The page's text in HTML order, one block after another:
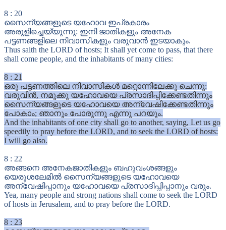
8 : 20
സൈന്യങ്ങളുടെ യഹോവ ഇപ്രകാരം
അരുളിച്ചെയ്യുന്നു: ഇനി ജാതികളും അനേക
പട്ടണങ്ങളിലെ നിവാസികളും വരുവാൻ ഇടയാകും.
Thus saith the LORD of hosts; It shall yet come to pass, that there
shall come people, and the inhabitants of many cities:
8 : 21
ഒരു പട്ടണത്തിലെ നിവാസികൾ മറ്റൊന്നിലേക്കു ചെന്നു:
വരുവിൻ, നമുക്കു യഹോവയെ പ്രസാദിപ്പിക്കേണ്ടതിന്നും
സൈന്യങ്ങളുടെ യഹോവയെ അന്വേഷിക്കേണ്ടതിന്നും
പോകാം; ഞാനും പോരുന്നു എന്നു പറയും.
And the inhabitants of one city shall go to another, saying, Let us go
speedily to pray before the LORD, and to seek the LORD of hosts:
I will go also.
8 : 22
അങ്ങനെ അനേകജാതികളും ബഹുവംശങ്ങളും
യെരൂശലേമിൽ സൈന്യങ്ങളുടെ യഹോവയെ
അന്വേഷിപ്പാനും യഹോവയെ പ്രസാദിപ്പിപ്പാനും വരും.
Yea, many people and strong nations shall come to seek the LORD
of hosts in Jerusalem, and to pray before the LORD.
8 : 23